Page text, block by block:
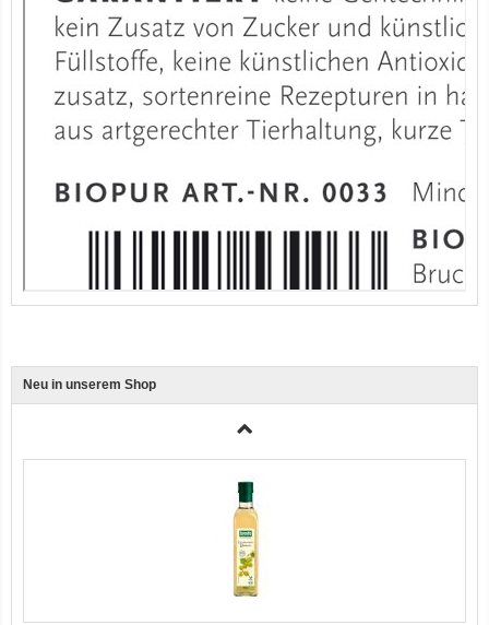
Neu in unserem Shop
Ente, Reis und Karotten 400g BioPur Bio Hundefutter